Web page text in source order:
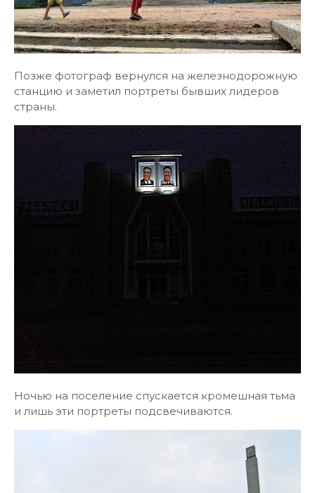
Позже фотограф вернулся на железнодорожную
станцию и заметил портреты бывших лидеров
страны.
Ночью на поселение спускается кромешная тьма
и лишь эти портреты подсвечиваются.